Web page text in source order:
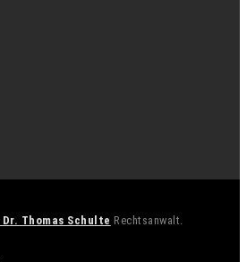
Dr. Thomas Schulte Rechtsanwalt.